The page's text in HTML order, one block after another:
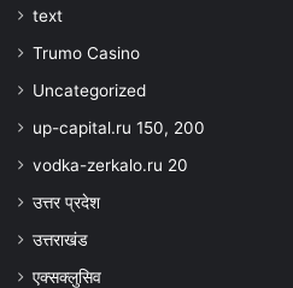
text
Trumo Casino
Uncategorized
up-capital.ru 150, 200
vodka-zerkalo.ru 20
उत्तर प्रदेश
उत्तराखंड
एक्सक्लुसिव